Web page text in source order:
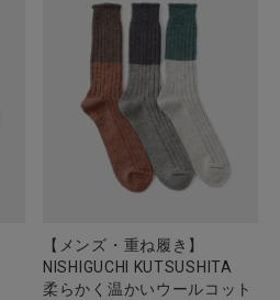
【メンズ・重ね履き】
NISHIGUCHI KUTSUSHITA
柔らかく温かいウールコット